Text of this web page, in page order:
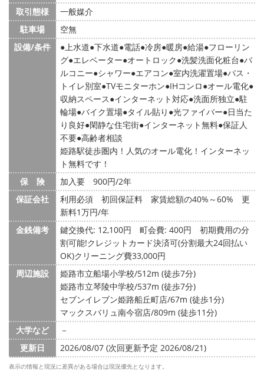
取引態様
一般媒介
駐車場
空無
設備/条件
上水道 下水道 電話 冷房 暖房 給湯 フローリン
グ エレベーター オートロック 洗髪洗面化粧台 バ
ルコニー シャワー エアコン 室内洗濯置場 バス・
トイレ別室 TVモニターホン IHコンロ オール電化
収納スペース インターネット対応 洗面所独立 駐
輪場 バイク置場 タイル貼り 光ファイバー 日当た
り良好 閑静な住宅街 インターネット無料 保証人
不要 高齢者相談
姫路駅徒歩圏内！人気のオール電化！インターネッ
ト無料です！
保 険
加入要 900円/2年
保証会社
利用必須 初回保証料 家賃総額の40%～60% 更
新料1万円/年
金銭備考
鍵交換代: 12,100円 町会費: 400円
初期費用の分
割可能!クレジットカード決済可(分割最大24回払い
OK)クリーニング費33,000円
周辺施設
姫路市立船場小学校/512m (徒歩7分)
姫路市立琴陵中学校/537m (徒歩7分)
セブンイレブン姫路船丘町店/67m (徒歩1分)
マックスバリュ南今宿店/809m (徒歩11分)
大学など
－
更新日
2026/08/07 (次回更新予定 2026/08/21)
表示の情報と現況に差異がある場合は現況優先となります。